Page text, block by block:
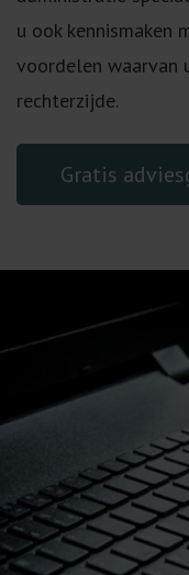
u ook kennismaken
voordelen waarvan
rechterzijde.
Gratis